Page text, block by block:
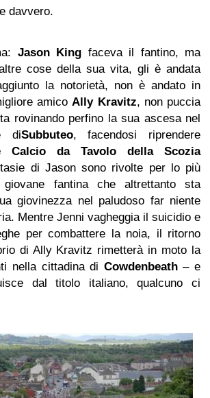
davvero.
Jason King faceva il fantino, ma
cose della sua vita, gli è andata
la notorietà, non è andato in
amicoAlly Kravitz, non puccia
rovinando perfino la sua ascesa nel
diSubbuteo, facendosi riprendere
Calcio da Tavolo della Scozia
di Jason sono rivolte per lo più
fantina che altrettanto sta
giovinezza nel paludoso far niente
Mentre Jenni vagheggia il suicidio e
per combattere la noia, il ritorno
di Ally Kravitz rimetterà in moto la
nella cittadina di Cowdenbeath– e
dal titolo italiano, qualcuno ci